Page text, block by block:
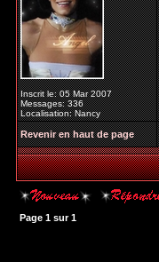
Inscrit le: 05 Mar 2007
Messages: 336
Localisation: Nancy
Revenir en haut de page
Page 1 sur1